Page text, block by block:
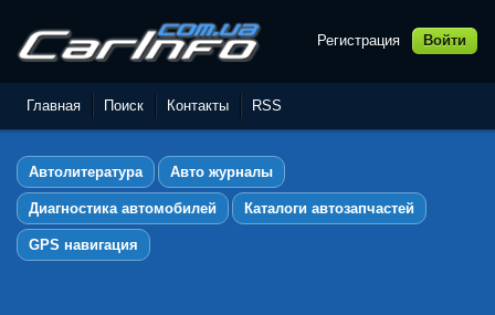
Автолитература,
Руководства по ремонту и
эксплуатации автомобилей
Регистрация Войти
Главная Поиск Контакты RSS
Автолитература Авто журналы
Диагностика автомобилей Каталоги автозапчастей
GPS навигация